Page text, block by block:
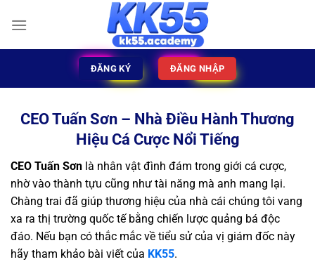
ĐĂNG KÝ ĐĂNG NHẬP
CEO Tuấn Sơn – Nhà Điều Hành Thương
Hiệu Cá Cược Nổi Tiếng
CEO Tuấn Sơn là nhân vật đình đám trong giới cá cược,
nhờ vào thành tựu cũng như tài năng mà anh mang lại.
Chàng trai đã giúp thương hiệu của nhà cái chúng tôi vang
xa ra thị trường quốc tế bằng chiến lược quảng bá độc
đáo. Nếu bạn có thắc mắc về tiểu sử của vị giám đốc này
hãy tham khảo bài viết của KK55.